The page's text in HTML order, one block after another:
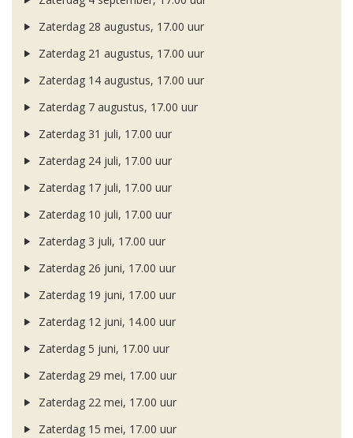
Zaterdag 28 augustus, 17.00 uur
Zaterdag 21 augustus, 17.00 uur
Zaterdag 14 augustus, 17.00 uur
Zaterdag 7 augustus, 17.00 uur
Zaterdag 31 juli, 17.00 uur
Zaterdag 24 juli, 17.00 uur
Zaterdag 17 juli, 17.00 uur
Zaterdag 10 juli, 17.00 uur
Zaterdag 3 juli, 17.00 uur
Zaterdag 26 juni, 17.00 uur
Zaterdag 19 juni, 17.00 uur
Zaterdag 12 juni, 14.00 uur
Zaterdag 5 juni, 17.00 uur
Zaterdag 29 mei, 17.00 uur
Zaterdag 22 mei, 17.00 uur
Zaterdag 15 mei, 17.00 uur